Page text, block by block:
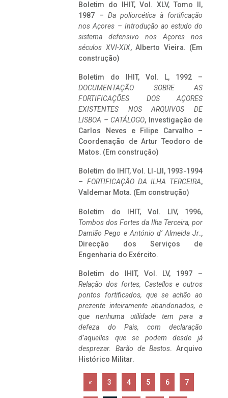
Boletim do IHIT, Vol. XLV, Tomo II,
1987 – Da poliorcética à fortificação
nos Açores – Introdução ao estudo do
sistema defensivo nos Açores nos
séculos XVI-XIX, Alberto Vieira. (Em
construção)
Boletim do IHIT, Vol. L, 1992 –
DOCUMENTAÇÃO SOBRE AS
FORTIFICAÇÕES DOS AÇORES
EXISTENTES NOS ARQUIVOS DE
LISBOA – CATÁLOGO, Investigação de
Carlos Neves e Filipe Carvalho –
Coordenação de Artur Teodoro de
Matos. (Em construção)
Boletim do IHIT, Vol. LI-LII, 1993-1994
– FORTIFICAÇÃO DA ILHA TERCEIRA,
Valdemar Mota. (Em construção)
Boletim do IHIT, Vol. LIV, 1996,
Tombos dos Fortes da Ilha Terceira, por
Damião Pego e António d’ Almeida Jr.,
Direcção dos Serviços de
Engenharia do Exército.
Boletim do IHIT, Vol. LV, 1997 –
Relação dos fortes, Castellos e outros
pontos fortificados, que se achão ao
prezente inteiramente abandonados, e
que nenhuma utilidade tem para a
defeza do Pais, com declaração
d’aquelles que se podem desde já
desprezar. Barão de Bastos. Arquivo
Histórico Militar.
« 3 4 5 6 7